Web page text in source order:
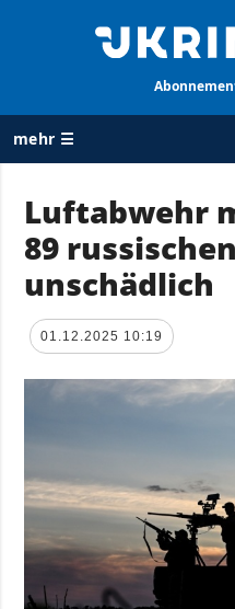
mehr ☰
ALLE
RUBRIKEN
Krieg
Wiederaufbau
Politik
Gesellschaft und
Sport
Kriminalität
Luftabwehr
89
unschädlich
01.12.2025 10:19